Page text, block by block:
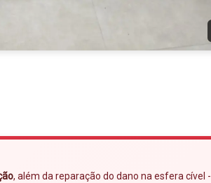
, além da reparação do dano na esfera cível -